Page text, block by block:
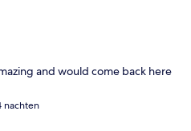
and would come back here
nachten